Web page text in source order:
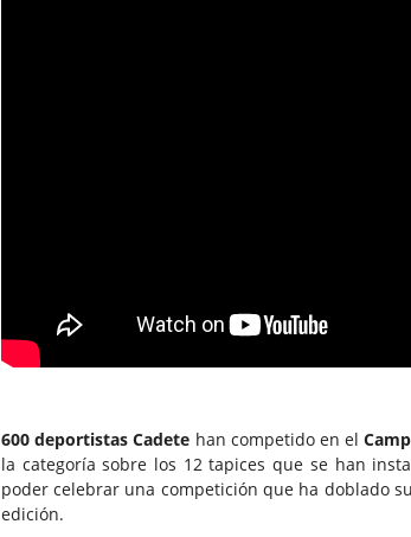
600 deportistas Cadete han competido en el
la categoría sobre los 12 tapices que se han
poder celebrar una competición que ha doblado
edición.